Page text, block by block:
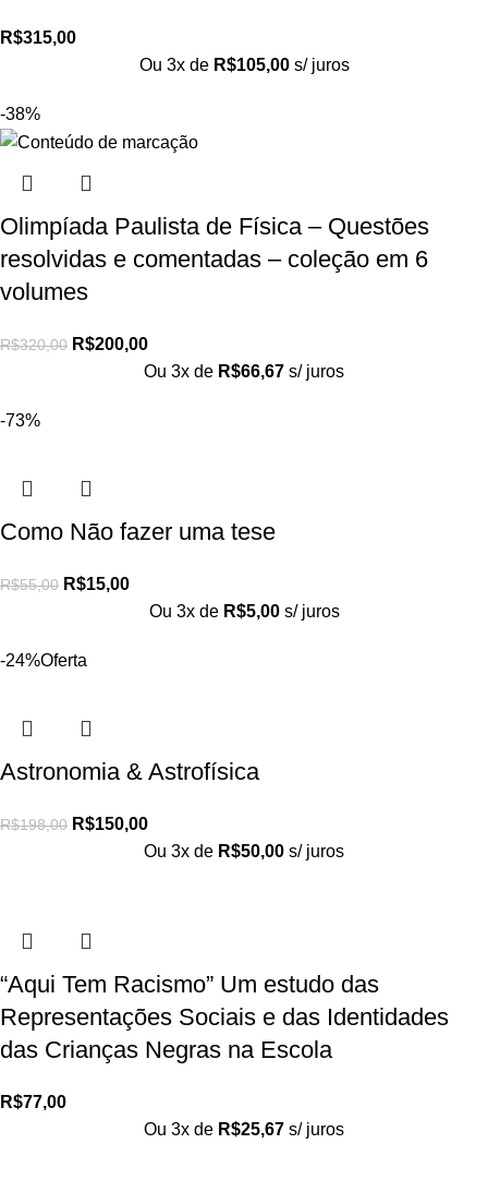
R$315,00
Ou 3x de R$105,00 s/ juros
-38%
Olimpíada Paulista de Física – Questões
resolvidas e comentadas – coleção em 6
volumes
R$320,00 R$200,00
Ou 3x de R$66,67 s/ juros
-73%
Como Não fazer uma tese
R$55,00 R$15,00
Ou 3x de R$5,00 s/ juros
-24%Oferta
Astronomia & Astrofísica
R$198,00 R$150,00
Ou 3x de R$50,00 s/ juros
“Aqui Tem Racismo” Um estudo das
Representações Sociais e das Identidades
das Crianças Negras na Escola
R$77,00
Ou 3x de R$25,67 s/ juros